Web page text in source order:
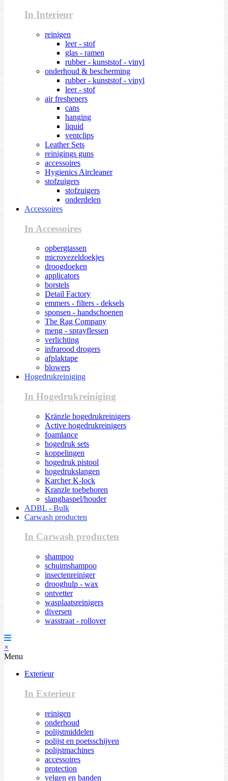
In Interieur
reinigen
leer - stof
glas - ramen
rubber - kunststof - vinyl
onderhoud & bescherming
rubber - kunststof - vinyl
leer - stof
air fresheners
cans
hanging
liquid
ventclips
Leather Sets
reinigings guns
accessoires
Hygienics Aircleaner
stofzuigers
stofzuigers
onderdelen
Accessoires
In Accessoires
opbergtassen
microvezeldoekjes
droogdoeken
applicators
borstels
Detail Factory
emmers - filters - deksels
sponsen - handschoenen
The Rag Company
meng - sprayflessen
verlichting
infrarood drogers
afplaktape
blowers
Hogedrukreiniging
In Hogedrukreiniging
Kränzle hogedrukreinigers
Active hogedrukreinigers
foamlance
hogedruk sets
koppelingen
hogedruk pistool
hogedrukslangen
Karcher K-lock
Kranzle toebehoren
slanghaspel/houder
ADBL - Bulk
Carwash producten
In Carwash producten
shampoo
schuimshampoo
insectenreiniger
drooghulp - wax
ontvetter
wasplaatsreinigers
diversen
wasstraat - rollover
×
Menu
Exterieur
In Exterieur
reinigen
onderhoud
polijstmiddelen
polijst en poetsschijven
polijstmachines
accessoires
protection
velgen en banden